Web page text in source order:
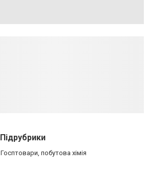
Підрубрики
Госптовари, побутова хімія